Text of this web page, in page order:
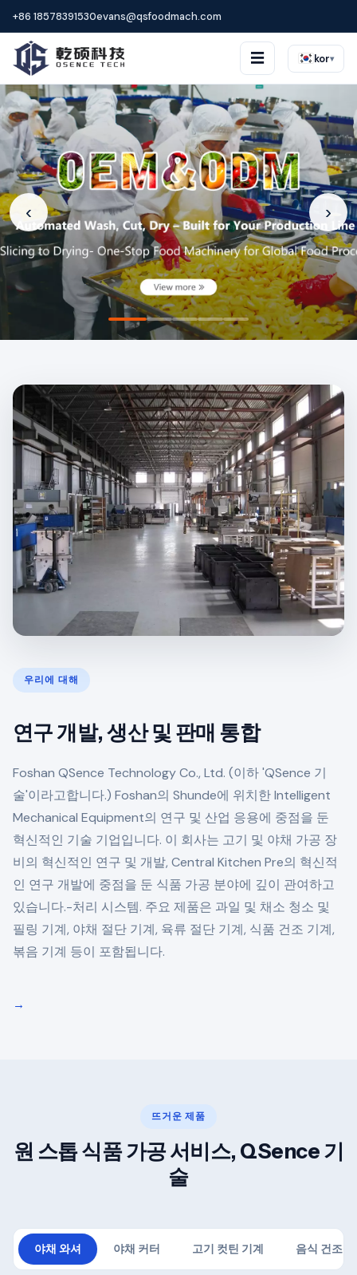
+86 18578391530evans@qsfoodmach.com
☰ kor▾
‹ ›
우리에 대해
연구 개발, 생산 및 판매 통합
Foshan QSence Technology Co., Ltd. (이하 'QSence 기
술'이라고합니다.) Foshan의 Shunde에 위치한 Intelligent
Mechanical Equipment의 연구 및 산업 응용에 중점을 둔
혁신적인 기술 기업입니다. 이 회사는 고기 및 야채 가공 장
비의 혁신적인 연구 및 개발, Central Kitchen Pre의 혁신적
인 연구 개발에 중점을 둔 식품 가공 분야에 깊이 관여하고
있습니다.-처리 시스템. 주요 제품은 과일 및 채소 청소 및
필링 기계, 야채 절단 기계, 육류 절단 기계, 식품 건조 기계,
볶음 기계 등이 포함됩니다.
→
뜨거운 제품
원 스톱 식품 가공 서비스, QSence 기
술
야채 와셔 야채 커터 고기 컷틴 기계 음식 건조